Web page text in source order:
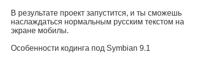
В результате проект запустится, и ты сможешь
наслаждаться нормальным русским текстом на
экране мобилы.
Особенности кодинга под Symbian 9.1